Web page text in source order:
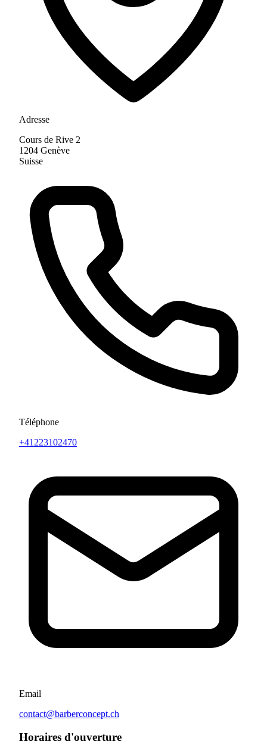
Adresse
Cours de Rive 2
1204 Genève
Suisse
Téléphone
+41223102470
Email
contact@barberconcept.ch
Horaires d'ouverture